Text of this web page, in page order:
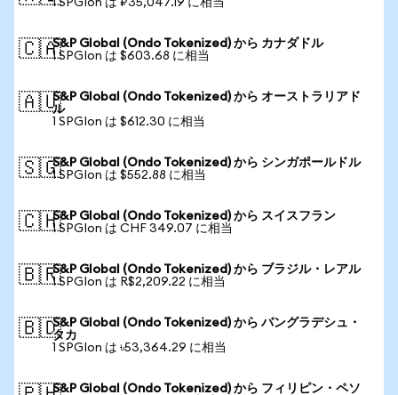
1 SPGIon は ₽35,047.19 に相当
🇨🇦S&P Global (Ondo Tokenized) から カナダドル
1 SPGIon は $603.68 に相当
🇦🇺S&P Global (Ondo Tokenized) から オーストラリアド
ル
1 SPGIon は $612.30 に相当
🇸🇬S&P Global (Ondo Tokenized) から シンガポールドル
1 SPGIon は $552.88 に相当
🇨🇭S&P Global (Ondo Tokenized) から スイスフラン
1 SPGIon は CHF 349.07 に相当
🇧🇷S&P Global (Ondo Tokenized) から ブラジル・レアル
1 SPGIon は R$2,209.22 に相当
🇧🇩S&P Global (Ondo Tokenized) から バングラデシュ・
タカ
1 SPGIon は ৳53,364.29 に相当
S&P Global (Ondo Tokenized) から フィリピン・ペソ